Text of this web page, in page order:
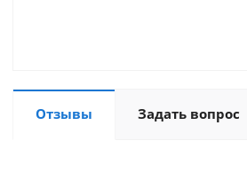
Отзывы Задать вопрос